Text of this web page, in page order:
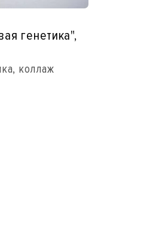
генетика",
коллаж